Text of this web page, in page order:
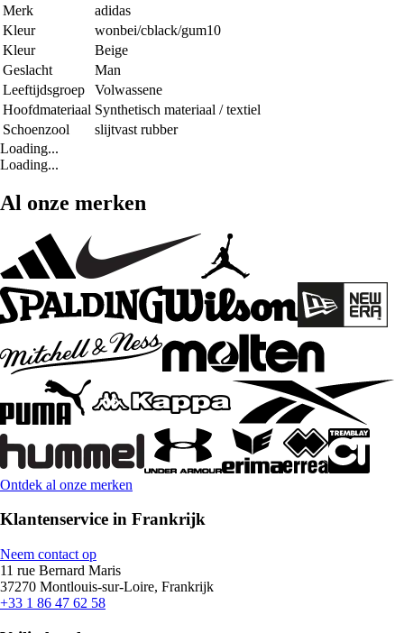
Merk
adidas
Kleur
wonbei/cblack/gum10
Kleur
Beige
Geslacht
Man
Leeftijdsgroep
Volwassene
Hoofdmateriaal Synthetisch materiaal / textiel
Schoenzool
slijtvast rubber
Loading...
Loading...
Al onze merken
Ontdek al onze merken
Klantenservice in Frankrijk
Neem contact op
11 rue Bernard Maris
37270 Montlouis-sur-Loire, Frankrijk
+33 1 86 47 62 58